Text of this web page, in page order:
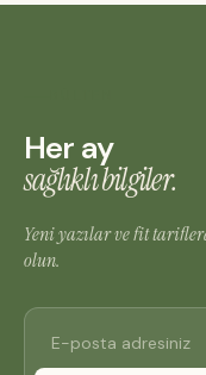
Her ay
sağlıklı bilgiler.
Yeni yazılar ve fit
olun.